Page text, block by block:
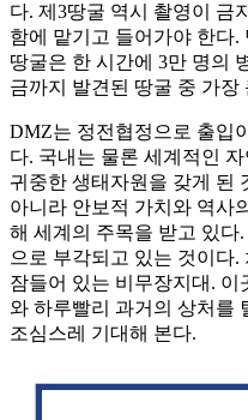
다. 제3땅굴 역시 촬영이 금
함에 맡기고 들어가야 한다.
땅굴은 한 시간에 3만 명의
금까지 발견된 땅굴 중 가장
DMZ는 정전협정으로 출입
다. 국내는 물론 세계적인
귀중한 생태자원을 갖게 된
아니라 안보적 가치와 역사
해 세계의 주목을 받고 있다
으로 부각되고 있는 것이다.
잠들어 있는 비무장지대. 이
와 하루빨리 과거의 상처를
조심스레 기대해 본다.